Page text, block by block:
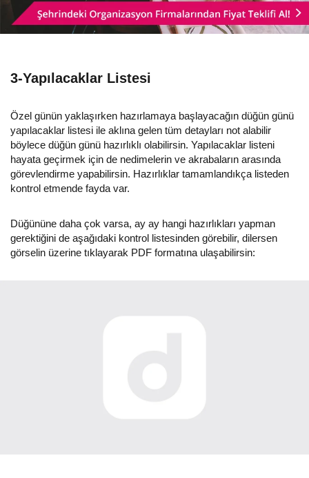
3-Yapılacaklar Listesi
Özel günün yaklaşırken hazırlamaya başlayacağın düğün günü
yapılacaklar listesi ile aklına gelen tüm detayları not alabilir
böylece düğün günü hazırlıklı olabilirsin. Yapılacaklar listeni
hayata geçirmek için de nedimelerin ve akrabaların arasında
görevlendirme yapabilirsin. Hazırlıklar tamamlandıkça listeden
kontrol etmende fayda var.
Düğününe daha çok varsa, ay ay hangi hazırlıkları yapman
gerektiğini de aşağıdaki kontrol listesinden görebilir, dilersen
görselin üzerine tıklayarak PDF formatına ulaşabilirsin: